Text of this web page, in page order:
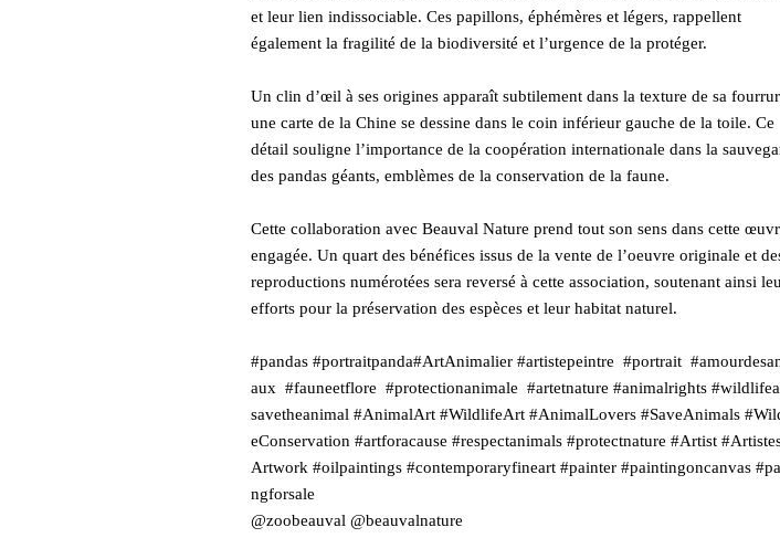
et leur lien indissociable. Ces papillons, éphémères et légers, rappellent
également la fragilité de la biodiversité et l’urgence de la protéger.
Un clin d’œil à ses origines apparaît subtilement dans la texture de sa
une carte de la Chine se dessine dans le coin inférieur gauche de la toile. Ce
détail souligne l’importance de la coopération internationale dans la
des pandas géants, emblèmes de la conservation de la faune.
Cette collaboration avec Beauval Nature prend tout son sens dans cette
engagée. Un quart des bénéfices issus de la vente de l’oeuvre originale et
reproductions numérotées sera reversé à cette association, soutenant ainsi
efforts pour la préservation des espèces et leur habitat naturel.
#pandas #portraitpanda#ArtAnimalier #artistepeintre #portrait
aux #fauneetflore #protectionanimale #artetnature #animalrights
savetheanimal #AnimalArt #WildlifeArt #AnimalLovers #SaveAnimals
eConservation #artforacause #respectanimals #protectnature #Artist
Artwork #oilpaintings #contemporaryfineart #painter #paintingoncanvas
ngforsale
@zoobeauval @beauvalnature